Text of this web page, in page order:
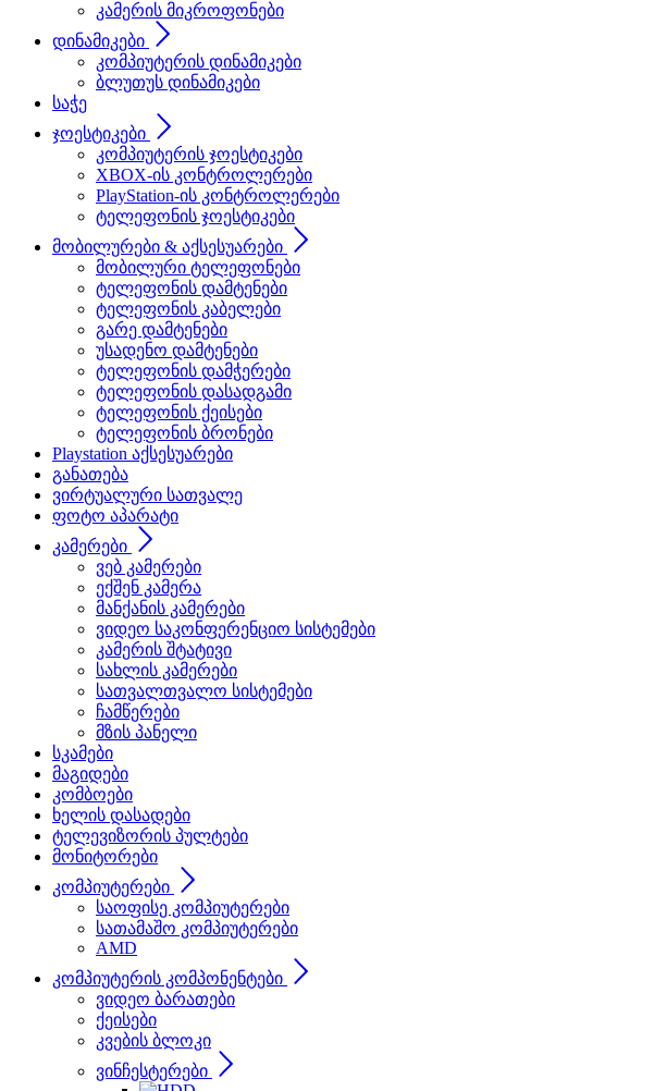
კამერის მიკროფონები
დინამიკები
კომპიუტერის დინამიკები
ბლუთუს დინამიკები
საჭე
ჯოესტიკები
კომპიუტერის ჯოესტიკები
XBOX-ის კონტროლერები
PlayStation-ის კონტროლერები
ტელეფონის ჯოესტიკები
მობილურები & აქსესუარები
მობილური ტელეფონები
ტელეფონის დამტენები
ტელეფონის კაბელები
გარე დამტენები
უსადენო დამტენები
ტელეფონის დამჭერები
ტელეფონის დასადგამი
ტელეფონის ქეისები
ტელეფონის ბრონები
Playstation აქსესუარები
განათება
ვირტუალური სათვალე
ფოტო აპარატი
კამერები
ვებ კამერები
ექშენ კამერა
მანქანის კამერები
ვიდეო საკონფერენციო სისტემები
კამერის შტატივი
სახლის კამერები
სათვალთვალო სისტემები
ჩამწერები
მზის პანელი
სკამები
მაგიდები
კომბოები
ხელის დასადები
ტელევიზორის პულტები
მონიტორები
კომპიუტერები
საოფისე კომპიუტერები
სათამაშო კომპიუტერები
AMD
კომპიუტერის კომპონენტები
ვიდეო ბარათები
ქეისები
კვების ბლოკი
ვინჩესტერები